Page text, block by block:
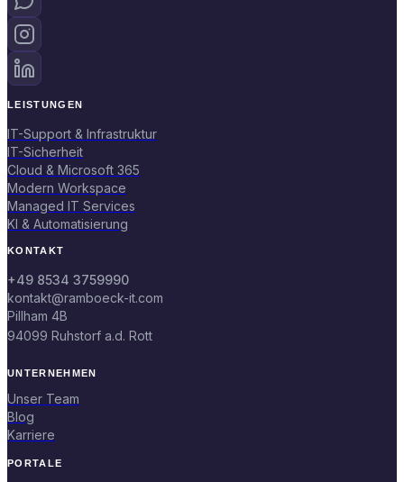
LEISTUNGEN
IT-Support & Infrastruktur
IT-Sicherheit
Cloud & Microsoft 365
Modern Workspace
Managed IT Services
KI & Automatisierung
KONTAKT
+49 8534 3759990
kontakt@ramboeck-it.com
Pillham 4B
94099 Ruhstorf a.d. Rott
UNTERNEHMEN
Unser Team
Blog
Karriere
PORTALE